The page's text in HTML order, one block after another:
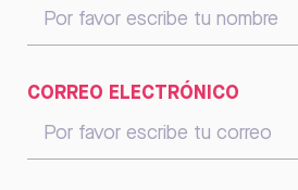
CORREO ELECTRÓNICO